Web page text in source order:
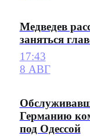
Медведев
заняться
17:43
8 АВГ
Германию
под Одессой